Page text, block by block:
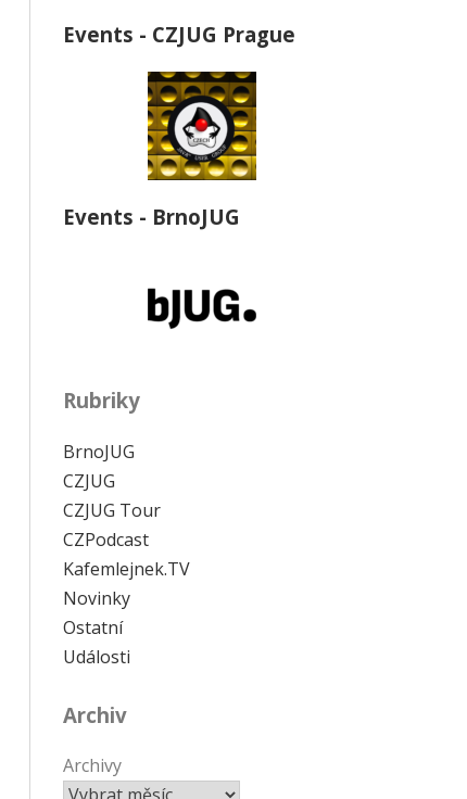
Events - CZJUG Prague
Events - BrnoJUG
Rubriky
BrnoJUG
CZJUG
CZJUG Tour
CZPodcast
Kafemlejnek.TV
Novinky
Ostatní
Události
Archiv
Archivy